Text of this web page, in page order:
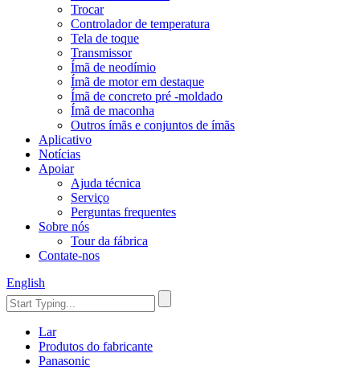
Trocar
Controlador de temperatura
Tela de toque
Transmissor
Ímã de neodímio
Ímã de motor em destaque
Ímã de concreto pré -moldado
Ímã de maconha
Outros ímãs e conjuntos de ímãs
Aplicativo
Notícias
Apoiar
Ajuda técnica
Serviço
Perguntas frequentes
Sobre nós
Tour da fábrica
Contate-nos
English
Lar
Produtos do fabricante
Panasonic